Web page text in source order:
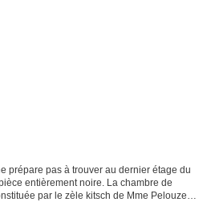
prépare pas à trouver au dernier étage du
entièrement noire. La chambre de
par le zèle kitsch de Mme Pelouze,